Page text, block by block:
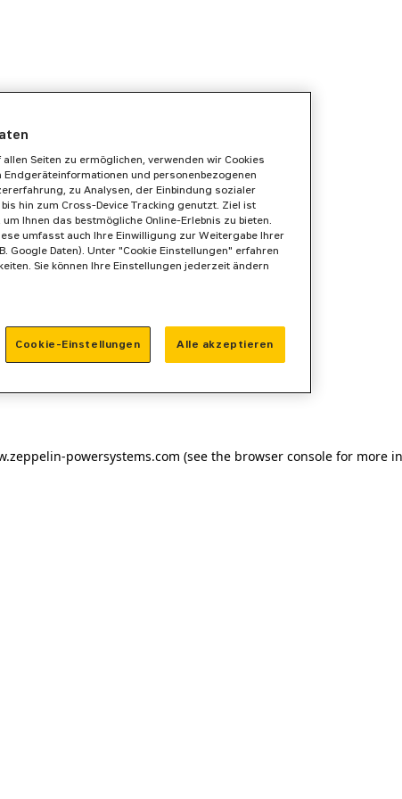
powersystems.com (see the browser consolefor more
Seiten zu ermöglichen, verwenden wir Cookies
und personenbezogenen
zu Analysen, der Einbindung sozialer
hin zum Cross-Device Tracking genutzt. Ziel ist
Ihnen das bestmögliche Online-Erlebnis zu bieten.
umfasst auch Ihre Einwilligung zur Weitergabe Ihrer
Google Daten). Unter "Cookie Einstellungen" erfahren
Sie können Ihre Einstellungen jederzeit ändern
Alle akzeptieren
Cookie-Einstellungen